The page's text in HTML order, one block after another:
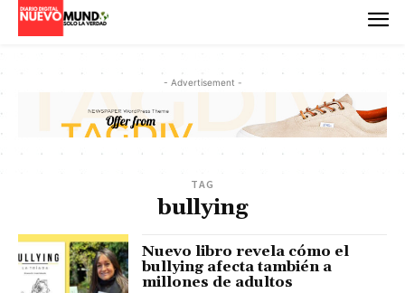
- Advertisement -
TAG
bullying
Nuevo libro revela cómo el
bullying afecta también a
millones de adultos